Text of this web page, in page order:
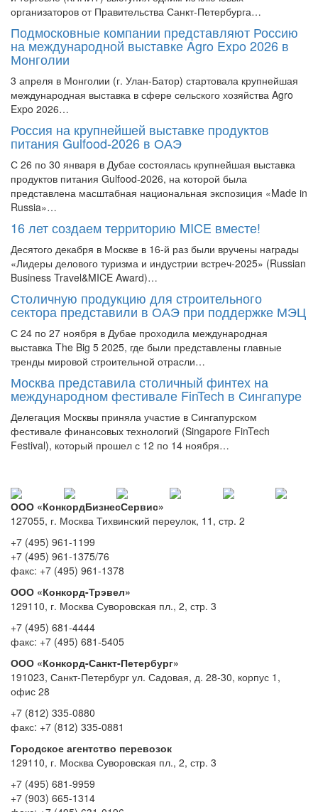
организаторов от Правительства Санкт-Петербурга…
Подмосковные компании представляют Россию
на международной выставке Agro Expo 2026 в
Монголии
3 апреля в Монголии (г. Улан‑Батор) стартовала крупнейшая
международная выставка в сфере сельского хозяйства Agro
Expo 2026…
Россия на крупнейшей выставке продуктов
питания Gulfood-2026 в ОАЭ
С 26 по 30 января в Дубае состоялась крупнейшая выставка
продуктов питания Gulfood-2026, на которой была
представлена масштабная национальная экспозиция «Made in
Russia»…
16 лет создаем территорию MICE вместе!
Десятого декабря в Москве в 16-й раз были вручены награды
«Лидеры делового туризма и индустрии встреч-2025» (Russian
Business Travel&MICE Award)…
Столичную продукцию для строительного
сектора представили в ОАЭ при поддержке МЭЦ
С 24 по 27 ноября в Дубае проходила международная
выставка The Big 5 2025, где были представлены главные
тренды мировой строительной отрасли…
Москва представила столичный финтех на
международном фестивале FinTech в Сингапуре
Делегация Москвы приняла участие в Сингапурском
фестивале финансовых технологий (Singapore FinTech
Festival), который прошел с 12 по 14 ноября…
ООО «КонкордБизнесСервис»
127055, г. Москва Тихвинский переулок, 11, стр. 2
+7 (495) 961-1199
+7 (495) 961-1375/76
факс: +7 (495) 961-1378
ООО «Конкорд-Трэвел»
129110, г. Москва Суворовская пл., 2, стр. 3
+7 (495) 681-4444
факс: +7 (495) 681-5405
ООО «Конкорд-Санкт-Петербург»
191023, Санкт-Петербург ул. Садовая, д. 28-30, корпус 1,
офис 28
+7 (812) 335-0880
факс: +7 (812) 335-0881
Городское агентство перевозок
129110, г. Москва Суворовская пл., 2, стр. 3
+7 (495) 681-9959
+7 (903) 665-1314